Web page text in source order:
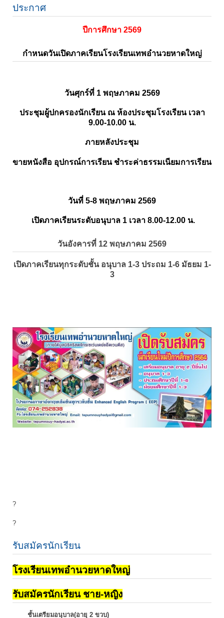
ประกาศ
ปีการศึกษา 2569
กำหนดวันเปิดภาคเรียนโรงเรียนเทพอำนวยหาดใหญ่
วันศุกร์ที่ 1 พฤษภาคม 2569
ประชุมผู้ปกครองนักเรียน ณ ห้องประชุมโรงเรียน เวลา
9.00-10.00 น.
ภายหลังประชุม
ขายหนังสือ อุปกรณ์การเรียน ชำระค่าธรรมเนียมการเรียน
วันที่ 5-8 พฤษภาคม 2569
เปิดภาคเรียนระดับอนุบาล 1 เวลา 8.00-12.00 น.
วันอังคารที่ 12 พฤษภาคม 2569
เปิดภาคเรียนทุกระดับชั้น อนุบาล 1-3 ประถม 1-6 มัธยม 1-
3
?
?
รับสมัครนักเรียน
โรงเรียนเทพอำนวยหาดใหญ่
รับสมัครนักเรียน ชาย-หญิง
ชั้นเตรียมอนุบาล(อายุ 2 ขวบ)